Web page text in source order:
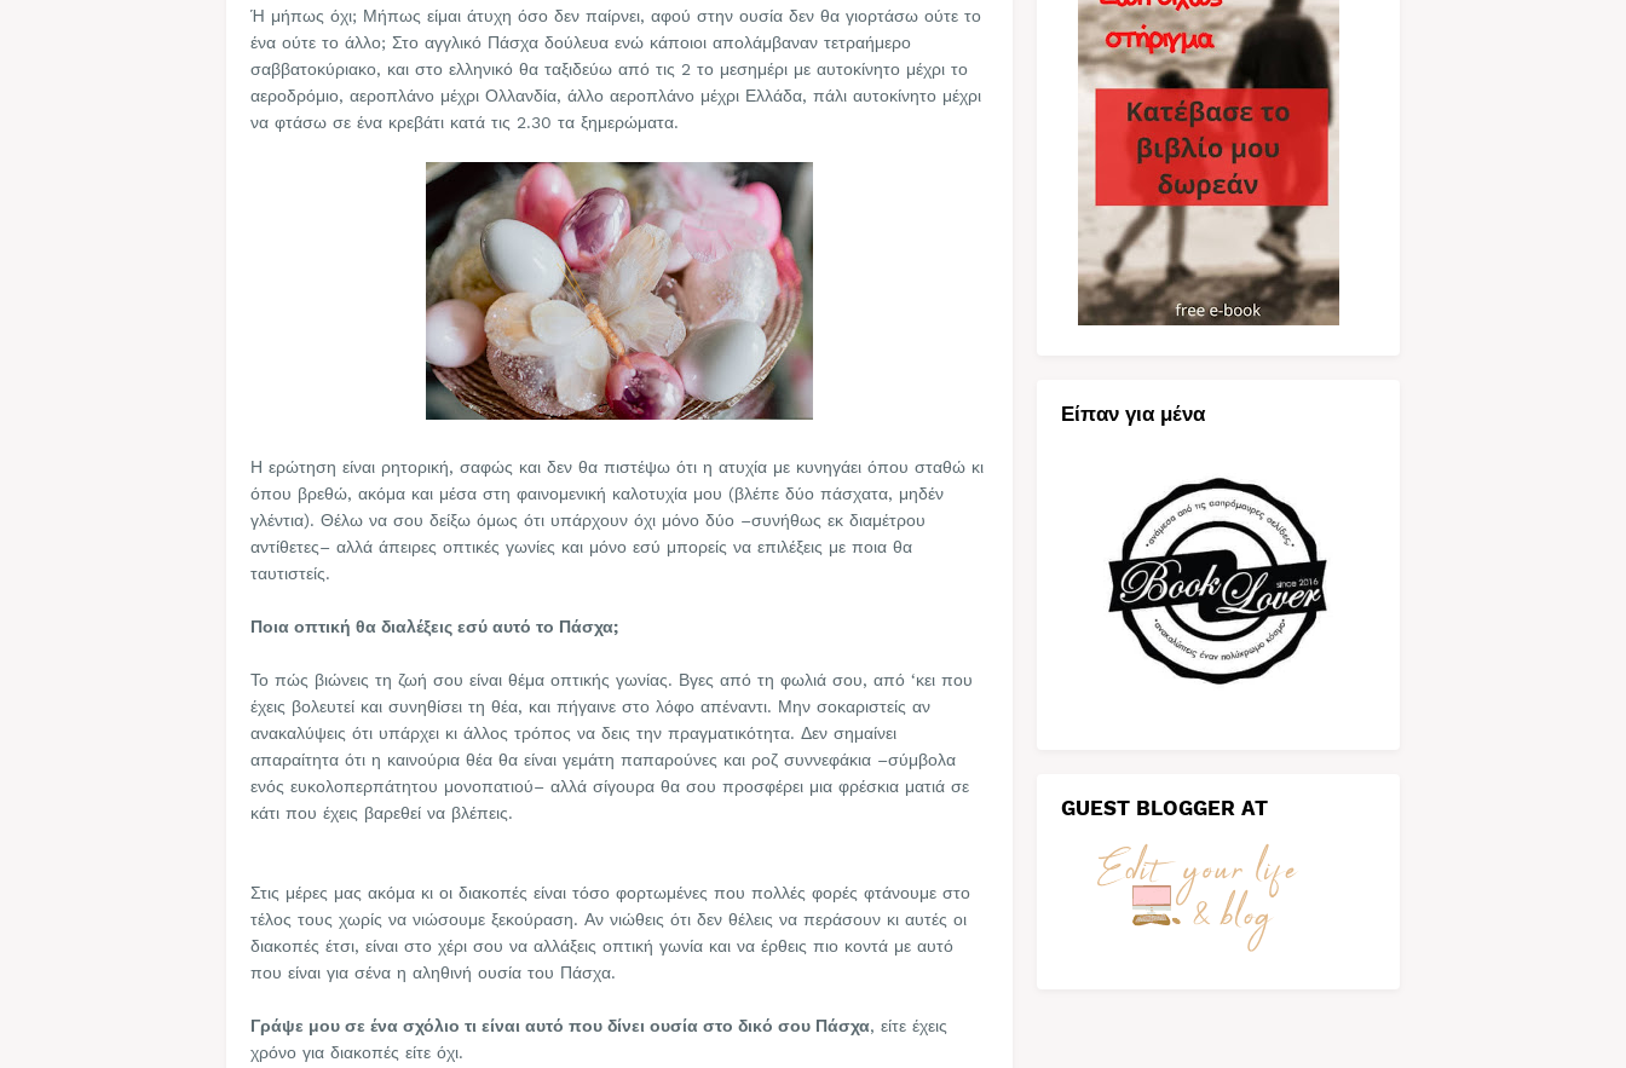
Ή μήπως όχι; Μήπως είμαι άτυχη όσο δεν παίρνει, αφού στην ουσία δεν θα γιορτάσω ούτε το
ένα ούτε το άλλο; Στο αγγλικό Πάσχα δούλευα ενώ κάποιοι απολάμβαναν τετραήμερο
σαββατοκύριακο, και στο ελληνικό θα ταξιδεύω από τις 2 το μεσημέρι με αυτοκίνητο μέχρι το
αεροδρόμιο, αεροπλάνο μέχρι Ολλανδία, άλλο αεροπλάνο μέχρι Ελλάδα, πάλι αυτοκίνητο μέχρι
να φτάσω σε ένα κρεβάτι κατά τις 2.30 τα ξημερώματα.
Η ερώτηση είναι ρητορική, σαφώς και δεν θα πιστέψω ότι η ατυχία με κυνηγάει όπου σταθώ κι
όπου βρεθώ, ακόμα και μέσα στη φαινομενική καλοτυχία μου (βλέπε δύο πάσχατα, μηδέν
γλέντια). Θέλω να σου δείξω όμως ότι υπάρχουν όχι μόνο δύο –συνήθως εκ διαμέτρου
αντίθετες– αλλά άπειρες οπτικές γωνίες και μόνο εσύ μπορείς να επιλέξεις με ποια θα
ταυτιστείς.
Ποια οπτική θα διαλέξεις εσύ αυτό το Πάσχα;
Το πώς βιώνεις τη ζωή σου είναι θέμα οπτικής γωνίας. Βγες από τη φωλιά σου, από ‘κει που
έχεις βολευτεί και συνηθίσει τη θέα, και πήγαινε στο λόφο απέναντι. Μην σοκαριστείς αν
ανακαλύψεις ότι υπάρχει κι άλλος τρόπος να δεις την πραγματικότητα. Δεν σημαίνει
απαραίτητα ότι η καινούρια θέα θα είναι γεμάτη παπαρούνες και ροζ συννεφάκια –σύμβολα
ενός ευκολοπερπάτητου μονοπατιού– αλλά σίγουρα θα σου προσφέρει μια φρέσκια ματιά σε
κάτι που έχεις βαρεθεί να βλέπεις.
Στις μέρες μας ακόμα κι οι διακοπές είναι τόσο φορτωμένες που πολλές φορές φτάνουμε στο
τέλος τους χωρίς να νιώσουμε ξεκούραση. Αν νιώθεις ότι δεν θέλεις να περάσουν κι αυτές οι
διακοπές έτσι, είναι στο χέρι σου να αλλάξεις οπτική γωνία και να έρθεις πιο κοντά με αυτό
που είναι για σένα η αληθινή ουσία του Πάσχα.
Γράψε μου σε ένα σχόλιο τι είναι αυτό που δίνει ουσία στο δικό σου Πάσχα, είτε έχεις
χρόνο για διακοπές είτε όχι.
Είπαν για μένα
GUEST BLOGGER AT